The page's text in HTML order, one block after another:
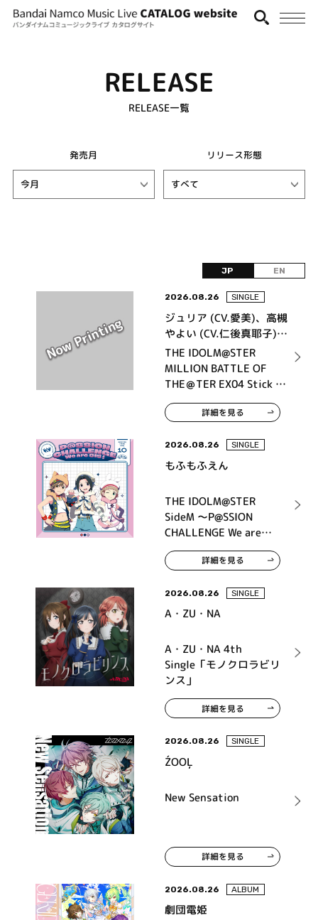
RELEASE
RELEASE一覧
発売月 リリース形態
JP EN
2026.08.26 SINGLE
ジュリア (CV.愛美)、高槻
やよい (CV.仁後真耶子)、
天海春香 (CV.中村繪里
子)、馬場このみ (CV.髙橋
ミナミ)、福田のり子 (CV.
戸田めぐみ)
THE IDOLM@STER
MILLION BATTLE OF
THE＠TER EX04 Stick to
my weapon
詳細を見る
2026.08.26 SINGLE
もふもふえん
THE IDOLM@STER
SideM ～P@SSION
CHALLENGE We are
315！～ MONTHLY
THEME SONG 10 もふも
詳細を見る
2026.08.26 SINGLE
A・ZU・NA
A・ZU・NA 4th
Single「モノクロラビリ
ンス」
詳細を見る
2026.08.26 SINGLE
ŹOOĻ
New Sensation
詳細を見る
2026.08.26 ALBUM
劇団電姫